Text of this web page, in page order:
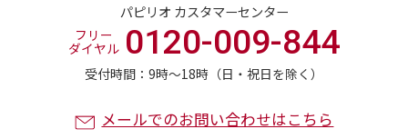
パピリオ カスタマーセンター
受付時間：9時〜18時（日・祝日を除く）
フリー
ダイヤル 0120-009-844
メールでのお問い合わせはこちら